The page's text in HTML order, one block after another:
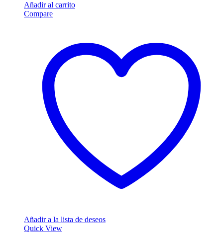
Añadir al carrito
Compare
Añadir a la lista de deseos
Quick View